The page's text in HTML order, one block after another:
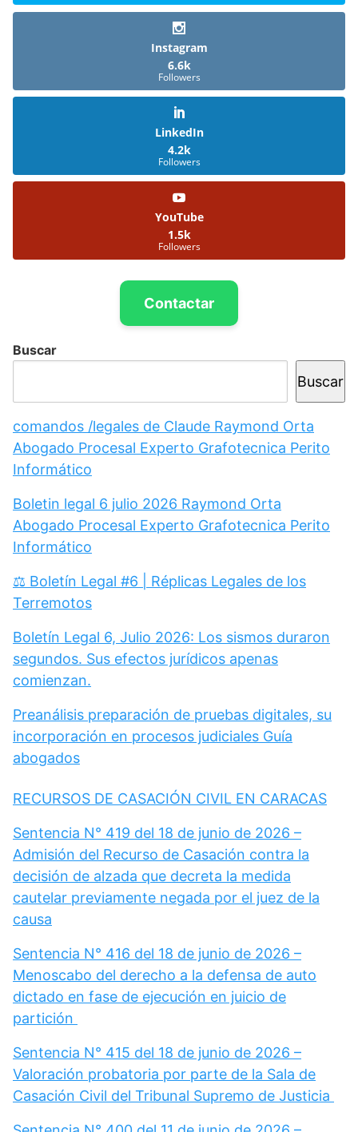
Instagram
6.6k
Followers
LinkedIn
4.2k
Followers
YouTube
1.5k
Followers
Contactar
Buscar
Buscar
comandos /legales de Claude Raymond Orta
Abogado Procesal Experto Grafotecnica Perito
Informático
Boletin legal 6 julio 2026 Raymond Orta
Abogado Procesal Experto Grafotecnica Perito
Informático
⚖️ Boletín Legal #6 | Réplicas Legales de los
Terremotos
Boletín Legal 6, Julio 2026: Los sismos duraron
segundos. Sus efectos jurídicos apenas
comienzan.
Preanálisis preparación de pruebas digitales, su
incorporación en procesos judiciales Guía
abogados
RECURSOS DE CASACIÓN CIVIL EN CARACAS
Sentencia N° 419 del 18 de junio de 2026 –
Admisión del Recurso de Casación contra la
decisión de alzada que decreta la medida
cautelar previamente negada por el juez de la
causa
Sentencia N° 416 del 18 de junio de 2026 –
Menoscabo del derecho a la defensa de auto
dictado en fase de ejecución en juicio de
partición
Sentencia N° 415 del 18 de junio de 2026 –
Valoración probatoria por parte de la Sala de
Casación Civil del Tribunal Supremo de Justicia